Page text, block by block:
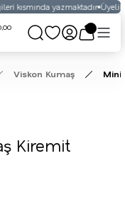
kısmında yazmaktadır Üyelikli
Viskon Kumaş
Kiremit